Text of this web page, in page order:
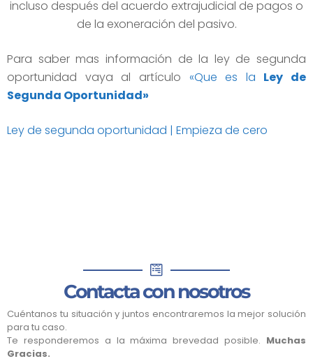
incluso después del acuerdo extrajudicial de pagos o
de la exoneración del pasivo.
Para saber mas información de la ley de segunda
oportunidad vaya al artículo «Que es la Ley de
Segunda Oportunidad»
Ley de segunda oportunidad | Empieza de cero
Contacta con nosotros
Cuéntanos tu situación y juntos encontraremos la mejor solución
para tu caso.
Te responderemos a la máxima brevedad posible. Muchas
Gracias.